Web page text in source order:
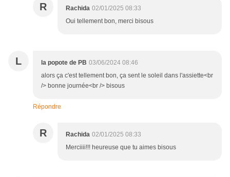
R Rachida 02/01/2025 08:33
Oui tellement bon, merci bisous
L la popote de PB 03/06/2024 08:46
alors ça c'est tellement bon, ça sent le soleil dans l'assiette<br
/> bonne journée<br /> bisous
Répondre
R Rachida 02/01/2025 08:33
Merciiii!!! heureuse que tu aimes bisous